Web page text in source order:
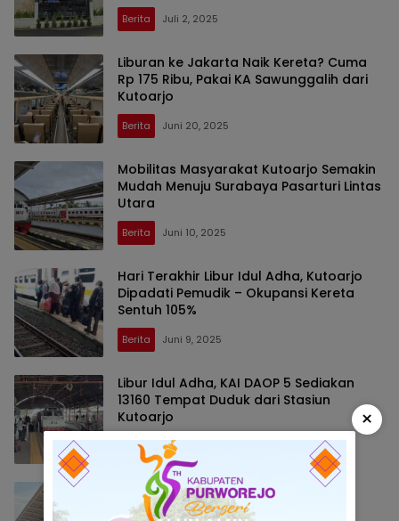
Berita Juli 2, 2025
Liburan ke Jakarta Naik Kereta? Cuma
Rp 175 Ribu, Pakai KA Sawunggalih dari
Kutoarjo
Berita Juni 20, 2025
Mobilitas Masyarakat Kutoarjo Semakin
Mudah Menuju Surabaya Pasarturi Lintas
Utara
Berita Juni 10, 2025
Hari Terakhir Libur Idul Adha, Kutoarjo
Dipadati Pemudik – Okupansi Kereta
Sentuh 105%
Berita Juni 9, 2025
Libur Idul Adha, KAI DAOP 5 Sediakan
13160 Tempat Duduk dari Stasiun
Kutoarjo
Berita Juni 4, 2025
Stasiun Kutoarjo Layani Ribuan
Pelanggan Selama Mei 2025
×